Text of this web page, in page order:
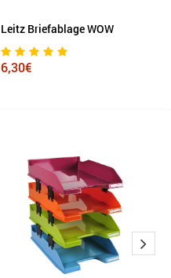
Leitz Briefablage WOW
6,30€